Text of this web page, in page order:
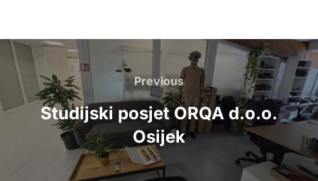
Post
navigation
Previous
Previous
Studijski posjet ORQA d.o.o.
Osijek